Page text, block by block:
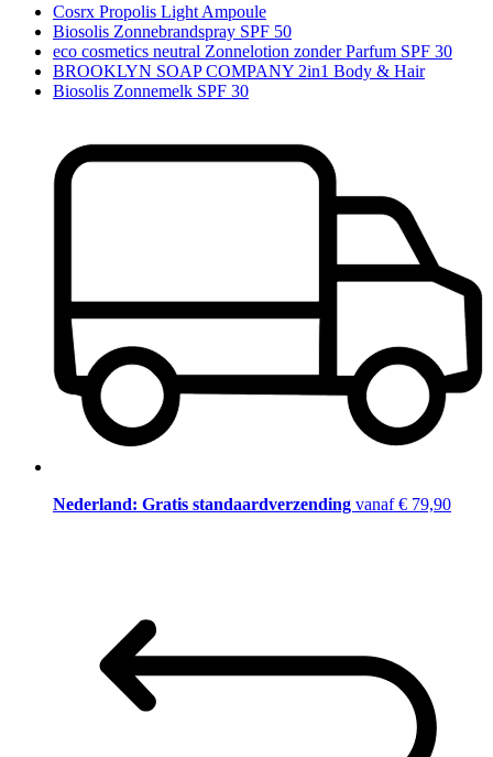
Cosrx Propolis Light Ampoule
Biosolis Zonnebrandspray SPF 50
eco cosmetics neutral Zonnelotion zonder Parfum SPF 30
BROOKLYN SOAP COMPANY 2in1 Body & Hair
Biosolis Zonnemelk SPF 30
Nederland: Gratis standaardverzending vanaf € 79,90